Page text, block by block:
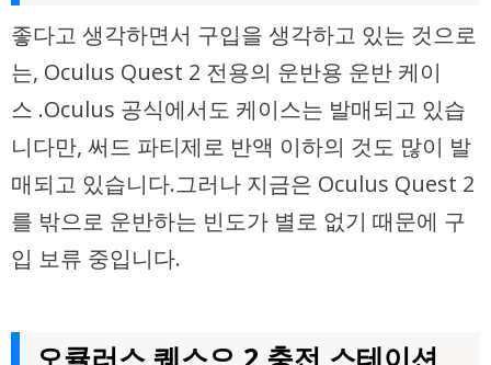
좋다고 생각하면서 구입을 생각하고 있는 것으로
는, Oculus Quest 2 전용의 운반용 운반 케이
스 .Oculus 공식에서도 케이스는 발매되고 있습
니다만, 써드 파티제로 반액 이하의 것도 많이 발
매되고 있습니다.그러나 지금은 Oculus Quest 2
를 밖으로 운반하는 빈도가 별로 없기 때문에 구
입 보류 중입니다.
오큘러스 퀘스으 2 충전 스테이션